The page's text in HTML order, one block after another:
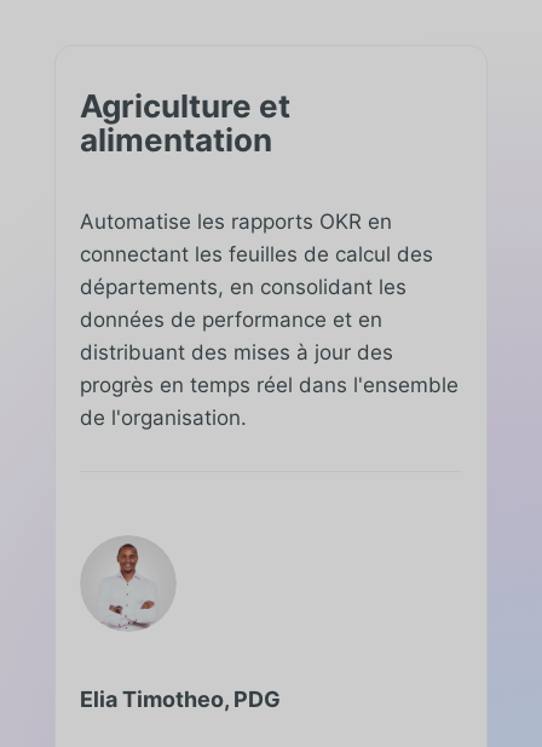
Agriculture et
alimentation
Automatise les rapports OKR en
connectant les feuilles de calcul des
départements, en consolidant les
données de performance et en
distribuant des mises à jour des
progrès en temps réel dans l'ensemble
de l'organisation.
Elia Timotheo, PDG